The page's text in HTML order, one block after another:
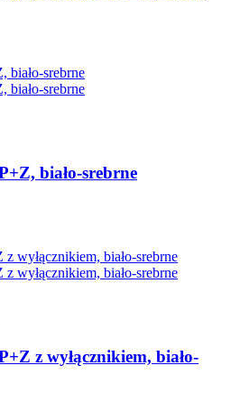
biało-srebrne
z wyłącznikiem, biało-